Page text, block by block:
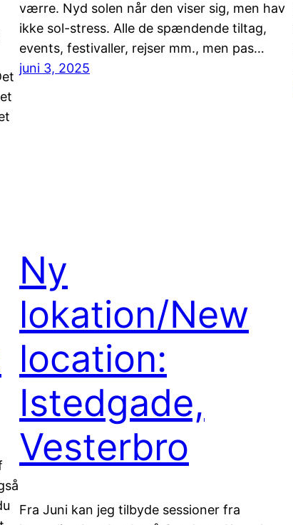
værre. Nyd solen når den viser sig, men hav
ikke sol-stress. Alle de spændende tiltag,
events, festivaller, rejser mm., men pas…
juni 3, 2025
Ny
lokation/New
location:
Istedgade,
Vesterbro
Fra Juni kan jeg tilbyde sessioner fra